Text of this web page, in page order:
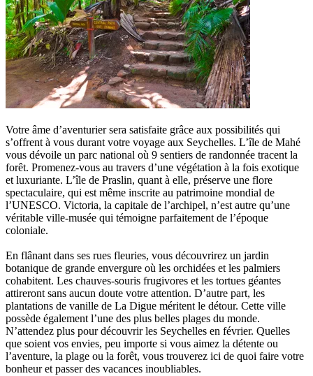
Votre âme d’aventurier sera satisfaite grâce aux possibilités qui
s’offrent à vous durant votre voyage aux Seychelles. L’île de Mahé
vous dévoile un parc national où 9 sentiers de randonnée tracent la
forêt. Promenez-vous au travers d’une végétation à la fois exotique
et luxuriante. L’île de Praslin, quant à elle, préserve une flore
spectaculaire, qui est même inscrite au patrimoine mondial de
l’UNESCO. Victoria, la capitale de l’archipel, n’est autre qu’une
véritable ville-musée qui témoigne parfaitement de l’époque
coloniale.
En flânant dans ses rues fleuries, vous découvrirez un jardin
botanique de grande envergure où les orchidées et les palmiers
cohabitent. Les chauves-souris frugivores et les tortues géantes
attireront sans aucun doute votre attention. D’autre part, les
plantations de vanille de La Digue méritent le détour. Cette ville
possède également l’une des plus belles plages du monde.
N’attendez plus pour découvrir les Seychelles en février. Quelles
que soient vos envies, peu importe si vous aimez la détente ou
l’aventure, la plage ou la forêt, vous trouverez ici de quoi faire votre
bonheur et passer des vacances inoubliables.